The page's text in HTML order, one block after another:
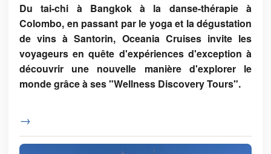
Du tai-chi à Bangkok à la danse-thérapie à
Colombo, en passant par le yoga et la dégustation
de vins à Santorin, Oceania Cruises invite les
voyageurs en quête d'expériences d'exception à
découvrir une nouvelle manière d'explorer le
monde grâce à ses "Wellness Discovery Tours".
→